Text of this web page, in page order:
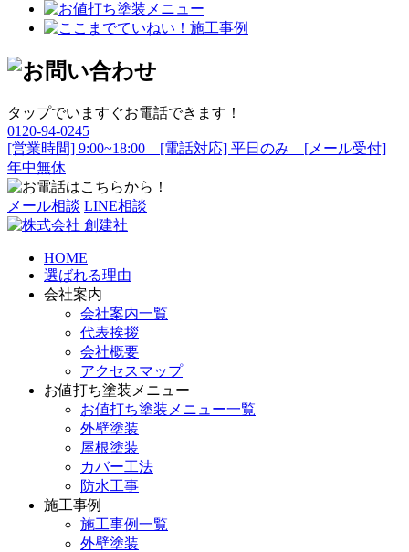
タップでいますぐお電話できます！
0120-94-0245
[営業時間] 9:00~18:00 [電話対応] 平日のみ [メール受付]
年中無休
メール相談 LINE相談
HOME
選ばれる理由
会社案内
会社案内一覧
代表挨拶
会社概要
アクセスマップ
お値打ち塗装メニュー
お値打ち塗装メニュー一覧
外壁塗装
屋根塗装
カバー工法
防水工事
施工事例
施工事例一覧
外壁塗装